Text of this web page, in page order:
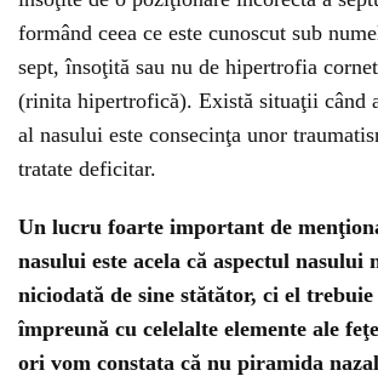
formând ceea ce este cunoscut sub
sept, însoţită sau nu de hipertrofia
(rinita hipertrofică). Există situaţii când
al nasului este consecinţa unor
tratate deficitar.
Un lucru foarte important de
nasului este acela că aspectul nasului
niciodată de sine stătător, ci el
împreună cu celelalte elemente ale
ori vom constata că nu piramida